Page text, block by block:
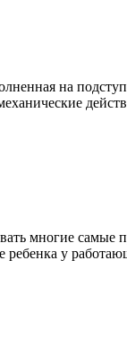
на
многие
ребенка у